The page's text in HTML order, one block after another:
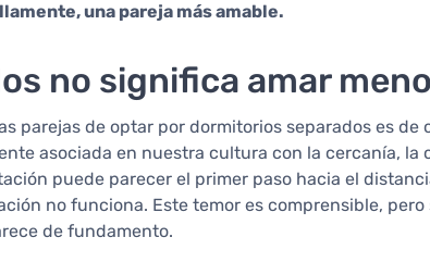
una pareja más amable.
no significa amar
parejas de optar por dormitorios separados es de
asociada en nuestra cultura con la cercanía, la
puede parecer el primer paso hacia el
no funciona. Este temor es comprensible,
de fundamento.